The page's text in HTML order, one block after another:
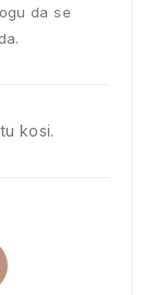
da se
kosi.